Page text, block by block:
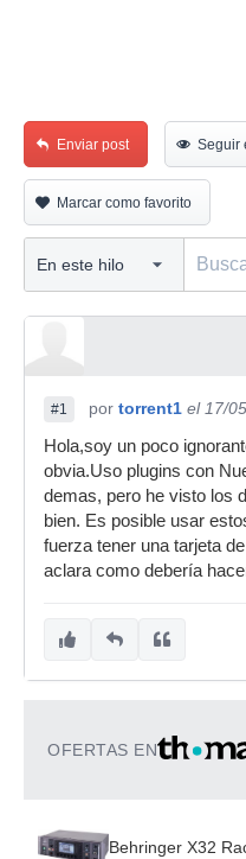
Enviar post Seguir
Marcar como favorito
#1 por torrent1 el 17/
Hola,soy un poco
obvia.Uso plugins con
demas, pero he visto los
bien. Es posible usar
fuerza tener una tarjeta
aclara como debería
OFERTAS EN
Behringer X32